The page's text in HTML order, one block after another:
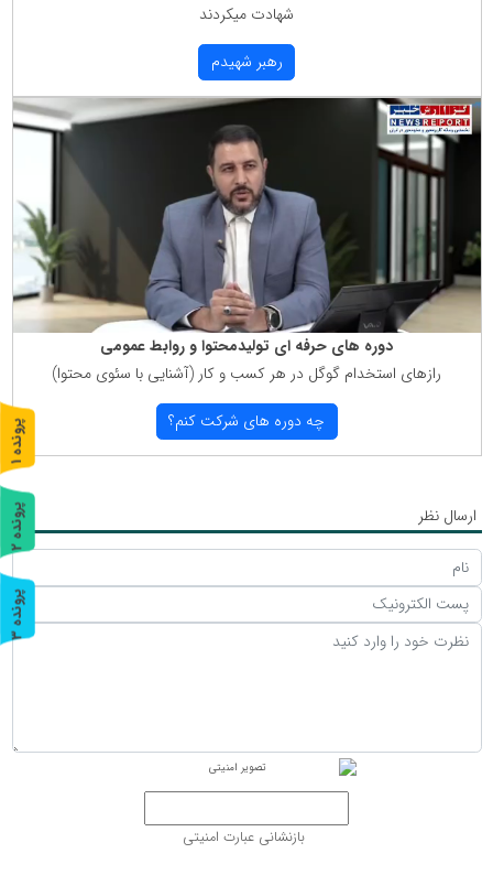
شهادت میكردند
رهبر شهیدم
دوره های حرفه ای تولیدمحتوا و روابط عمومی
رازهای استخدام گوگل در هر كسب و كار (آشنایی با سئوی محتوا)
چه دوره های شركت كنم؟
ارسال نظر
بازنشانی عبارت امنیتی
پ
ر
و
ن
د
ه
1
پ
ر
و
ن
د
ه
2
پ
ر
و
ن
د
ه
3